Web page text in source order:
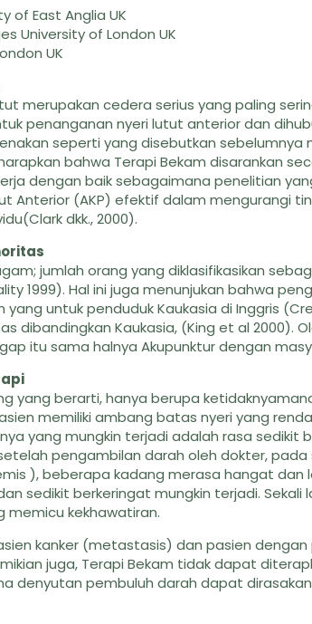
of East Anglia UK
University of London UK
UK
merupakan cedera serius yang paling
penanganan nyeri lutut anterior dan
seperti yang disebutkan sebelumnya
bahwa Terapi Bekam disarankan
dengan baik sebagaimana penelitian
Anterior (AKP) efektif dalam mengurangi
dkk., 2000).
jumlah orang yang diklasifikasikan
1999). Hal ini juga menunjukan bahwa
untuk penduduk Kaukasia di Inggris
dibandingkan Kaukasia, (King et al 2000).
itu sama halnya Akupunktur dengan
yang berarti, hanya berupa
memiliki ambang batas nyeri yang
yang mungkin terjadi adalah rasa sedikit
pengambilan darah oleh dokter,
), beberapa kadang merasa hangat dan
sedikit berkeringat mungkin terjadi. Sekali
memicu kekhawatiran.
kanker (metastasis) dan pasien
juga, Terapi Bekam tidak dapat
pembuluh darah dapat dirasakan